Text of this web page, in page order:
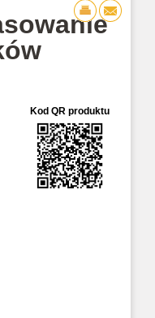
Kod QR produktu